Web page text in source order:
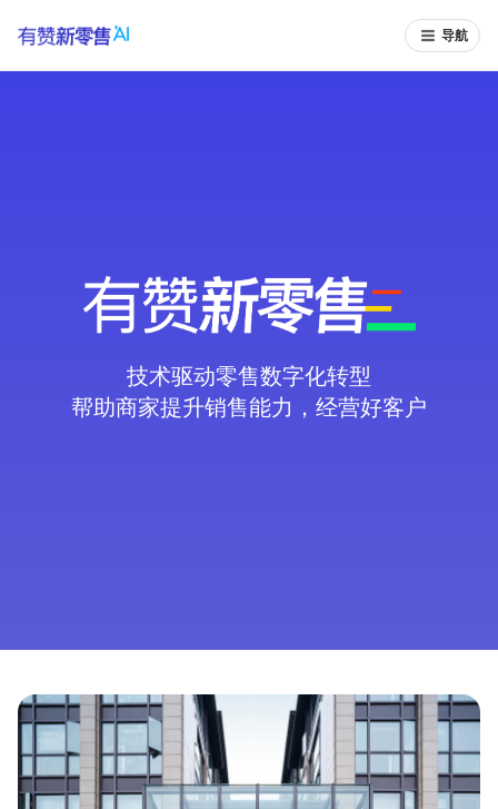
导航
技术驱动零售数字化转型
帮助商家提升销售能力，经营好客户